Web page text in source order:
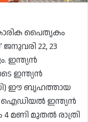
പൈതൃകം
ജനുവരി 22, 23
ഇന്ത്യൻ
ഇന്ത്യൻ
ഈ ബൃഹത്തായ
ഐഡിയൽ ഇന്ത്യൻ
മണി മുതൽ രാത്രി